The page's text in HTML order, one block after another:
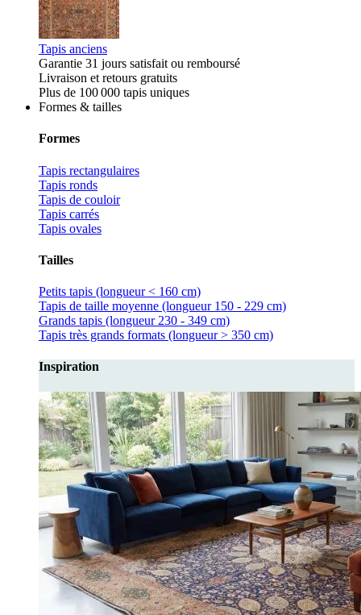
Tapis anciens
Garantie 31 jours satisfait ou remboursé
Livraison et retours gratuits
Plus de 100 000 tapis uniques
Formes & tailles
Formes
Tapis rectangulaires
Tapis ronds
Tapis de couloir
Tapis carrés
Tapis ovales
Tailles
Petits tapis (longueur < 160 cm)
Tapis de taille moyenne (longueur 150 - 229 cm)
Grands tapis (longueur 230 - 349 cm)
Tapis très grands formats (longueur > 350 cm)
Inspiration